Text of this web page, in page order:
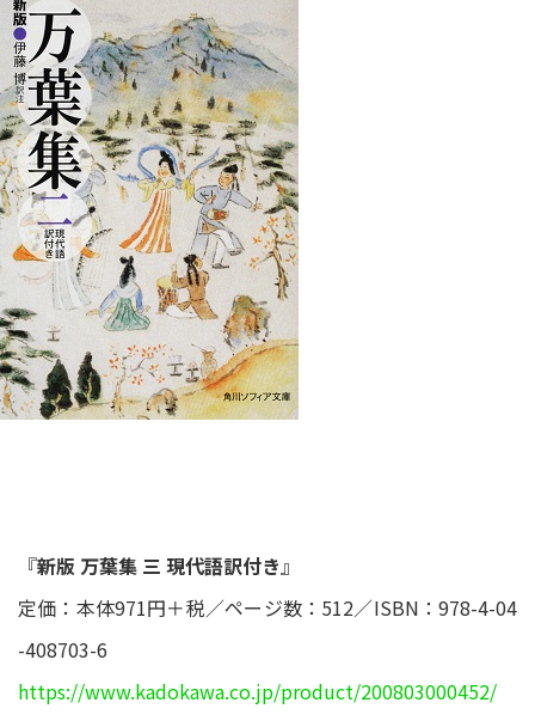
『新版 万葉集 三 現代語訳付き』
定価：本体971円＋税／ページ数：512／ISBN：978-4-04
-408703-6
https://www.kadokawa.co.jp/product/200803000452/